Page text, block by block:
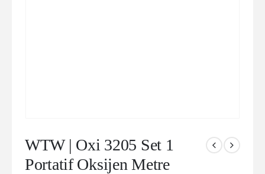
WTW | Oxi 3205 Set 1
Portatif Oksijen Metre